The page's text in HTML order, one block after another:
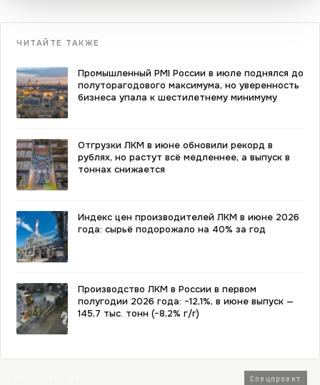
ЧИТАЙТЕ ТАКЖЕ
Промышленный PMI России в июле поднялся до
полуторагодового максимума, но уверенность
бизнеса упала к шестилетнему минимуму
Отгрузки ЛКМ в июне обновили рекорд в
рублях, но растут всё медленнее, а выпуск в
тоннах снижается
Индекс цен производителей ЛКМ в июне 2026
года: сырьё подорожало на 40% за год
Производство ЛКМ в России в первом
полугодии 2026 года: −12,1%, в июне выпуск —
145,7 тыс. тонн (−8,2% г/г)
Спецпроект